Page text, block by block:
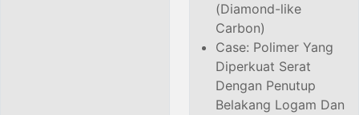
(Diamond-like
Carbon)
Case: Polimer Yang
Diperkuat Serat
Dengan Penutup
Belakang Logam Dan